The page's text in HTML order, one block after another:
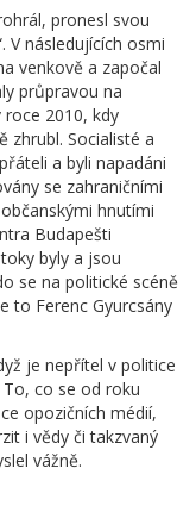
pronesl svou
V následujících osmi
venkově a započal
průpravou na
2010, kdy
zhrubl. Socialisté a
a byli napadáni
se zahraničními
hnutími
Budapešti
byly a jsou
se na politické scéně
to Ferenc Gyurcsány
je nepřítel v politice
co se od roku
opozičních médií,
i vědy či takzvaný
vážně.